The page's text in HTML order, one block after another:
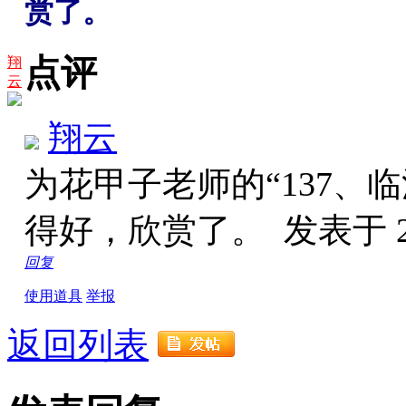
翔
云
赏了。
点评
翔云
为花甲子老师的“137、
得好，欣赏了。 发表于
回复
使用道具 举报
返回列表